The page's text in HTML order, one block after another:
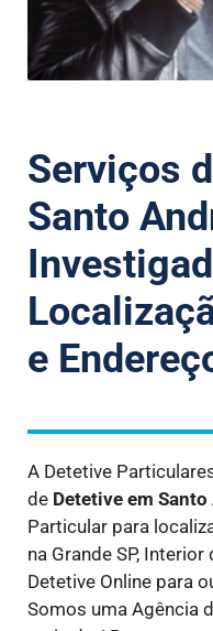
Serviços
Santo
e
A Detetive
de Detetive em Santo
Particular para
na Grande SP,
Detetive Online para
Somos uma Agência